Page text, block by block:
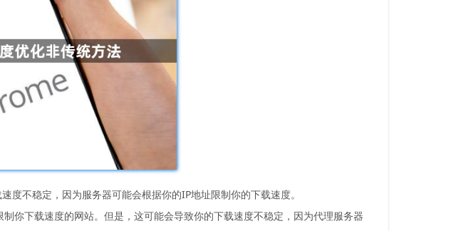
度不稳定，因为服务器可能会根据你的IP地址限制你的下载速度。
你下载速度的网站。但是，这可能会导致你的下载速度不稳定，因为代理服务器